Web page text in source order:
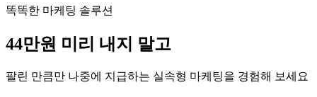
똑똑한 마케팅 솔루션
44만원 미리 내지 말고
팔린 만큼만 나중에 지급하는 실속형 마케팅을 경험해 보세요